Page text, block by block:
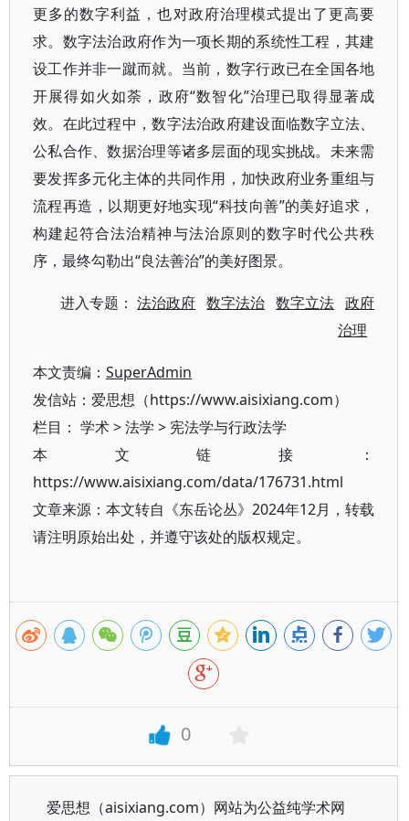
更多的数字利益，也对政府治理模式提出了更高要
求。数字法治政府作为一项长期的系统性工程，其建
设工作并非一蹴而就。当前，数字行政已在全国各地
开展得如火如荼，政府“数智化”治理已取得显著成
效。在此过程中，数字法治政府建设面临数字立法、
公私合作、数据治理等诸多层面的现实挑战。未来需
要发挥多元化主体的共同作用，加快政府业务重组与
流程再造，以期更好地实现“科技向善”的美好追求，
构建起符合法治精神与法治原则的数字时代公共秩
序，最终勾勒出“良法善治”的美好图景。
进入专题：法治政府 数字法治 数字立法 政府
治理
本文责编： SuperAdmin
发信站：爱思想（https://www.aisixiang.com）
栏目： 学术>法学 > 宪法学与行政法学
本文链接：
https://www.aisixiang.com/data/176731.html
文章来源：本文转自《东岳论丛》2024年12月，转载
请注明原始出处，并遵守该处的版权规定。
0
爱思想（aisixiang.com）网站为公益纯学术网